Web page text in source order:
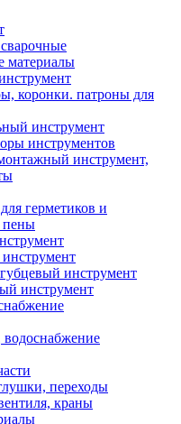
материалы
коронки. патроны для
инструмент
инструментов
инструмент,
герметиков и
пены
инструмент
инструмент
переходы
краны